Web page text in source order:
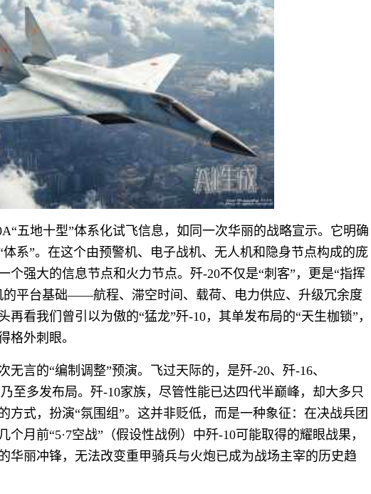
五地十型”体系化试飞信息，如同一次华丽的战略宣示。它明确
系”。在这个由预警机、电子战机、无人机和隐身节点构成的庞
个强大的信息节点和火力节点。歼-20不仅是“刺客”，更是“指挥
的平台基础——航程、滞空时间、载荷、电力供应、升级冗余度
看我们曾引以为傲的“猛龙”歼-10，其单发布局的“天生枷锁”，
格外刺眼。
无言的“编制调整”预演。飞过天际的，是歼-20、歼-16、
至多发布局。歼-10家族，尽管性能已达四代半巅峰，却大多只
方式，扮演“氛围组”。这并非贬低，而是一种象征：在决战兵团
月前“5·7空战”（假设性战例）中歼-10可能取得的耀眼战果，
华丽冲锋，无法改变重甲骑兵与火炮已成为战场主宰的历史趋